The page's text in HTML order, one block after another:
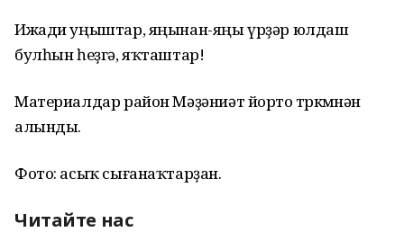
Ижади уңыштар, яңынан-яңы үрҙәр юлдаш
булһын һеҙгә, яҡташтар!
Материалдар район Мәҙәниәт йорто төркөмөнән
алынды.
Фото: асыҡ сығанаҡтарҙан.
Читайте нас